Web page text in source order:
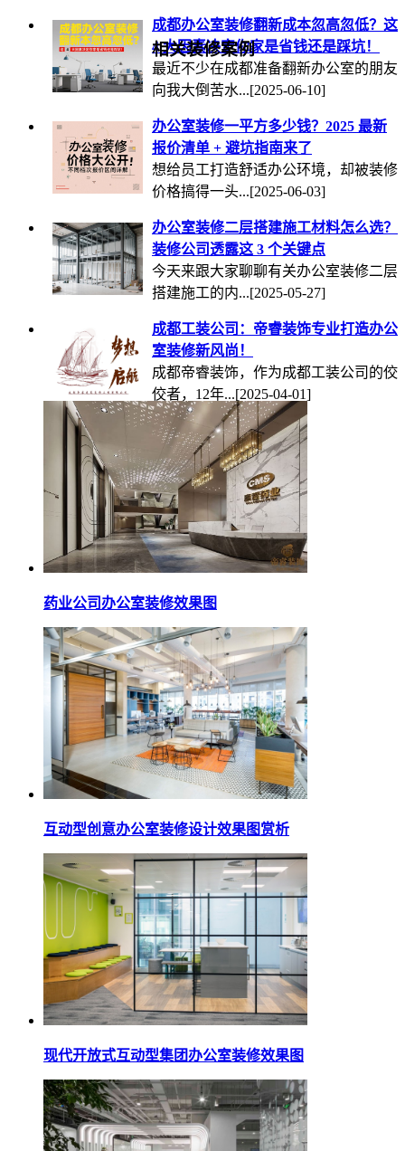
成都办公室装修翻新成本忽高忽低？这
4 大因素决定你家是省钱还是踩坑！
最近不少在成都准备翻新办公室的朋友
向我大倒苦水...[2025-06-10]
办公室装修一平方多少钱？2025 最新
报价清单 + 避坑指南来了
想给员工打造舒适办公环境，却被装修
价格搞得一头...[2025-06-03]
办公室装修二层搭建施工材料怎么选？
装修公司透露这 3 个关键点
今天来跟大家聊聊有关办公室装修二层
搭建施工的内...[2025-05-27]
成都工装公司：帝睿装饰专业打造办公
室装修新风尚！
成都帝睿装饰，作为成都工装公司的佼
佼者，12年...[2025-04-01]
相关装修案例
药业公司办公室装修效果图
互动型创意办公室装修设计效果图赏析
现代开放式互动型集团办公室装修效果图